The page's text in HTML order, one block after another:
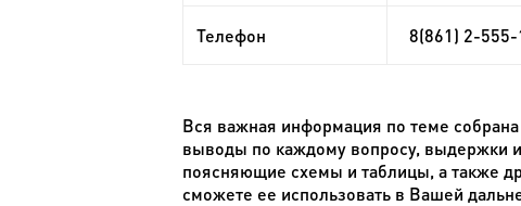
Телефон 8(861) 2-
Вся важная информация по теме
выводы по каждому вопросу, выдержки
поясняющие схемы и таблицы, а также
сможете ее использовать в Вашей